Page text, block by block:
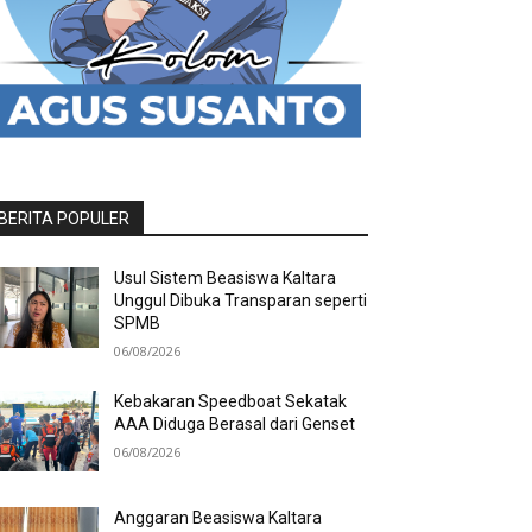
POPULER
Usul Sistem Beasiswa Kaltara
Unggul Dibuka Transparan seperti
SPMB
06/08/2026
Kebakaran Speedboat Sekatak
AAA Diduga Berasal dari Genset
06/08/2026
Anggaran Beasiswa Kaltara